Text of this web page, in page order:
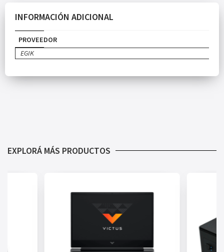
INFORMACIÓN ADICIONAL
PROVEEDOR
EGIK
EXPLORÁ MÁS PRODUCTOS